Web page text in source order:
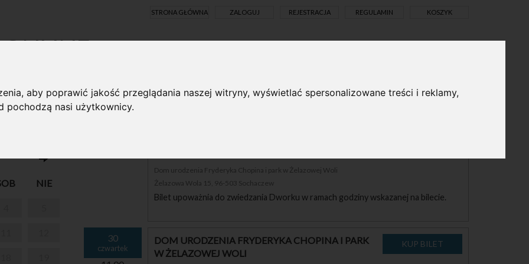
aby poprawić jakość przeglądania naszej witryny, wyświetlać spersonalizowane treści i reklamy,
pochodzą nasi użytkownicy.
STRONA GŁÓWNA ZALOGUJ REJESTRACJA REGULAMIN KOSZYK
PARK W
NIE
Dom urodzenia Fryderyka Chopina i park w Żelazowej Woli
Żelazowa Wola 15, 96-503 Sochaczew
Bilet upoważnia do zwiedzania Dworku w ramach godziny wskazanej na bilecie.
30
czwartek
DOM URODZENIA FRYDERYKA CHOPINA I PARK
W ŻELAZOWEJ WOLI